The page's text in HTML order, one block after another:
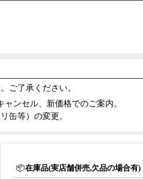
ご了承ください。
ンセル、新価格でのご案内。
缶等）の変更。
📦在庫品(実店舗併売,欠品の場合有)